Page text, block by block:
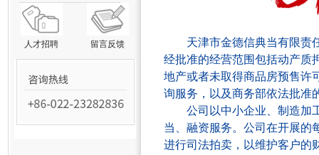
人才招聘 留言反馈
天津市金德信典当有限责
经批准的经营范围包括动产质
地产或者未取得商品房预售许
询服务 ，以及商务部依法批准
公司以中小企业、制造加
当、融资服务。公司 在开展的
进行司法拍卖，以维护客户的